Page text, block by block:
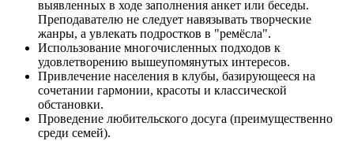
выявленных в ходе заполнения анкет или беседы.
Преподавателю не следует навязывать творческие
жанры, а увлекать подростков в "ремёсла".
Использование многочисленных подходов к
удовлетворению вышеупомянутых интересов.
Привлечение населения в клубы, базирующееся на
сочетании гармонии, красоты и классической
обстановки.
Проведение любительского досуга (преимущественно
среди семей).